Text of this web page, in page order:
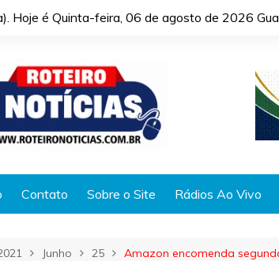
Hoje é Quinta-feira, 06 de agosto de 2026
Contato Sobre o Site Rádios Ao Vivo
Junho 25 Amazon encomenda